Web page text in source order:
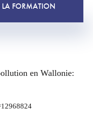
LA FORMATION
en Wallonie: